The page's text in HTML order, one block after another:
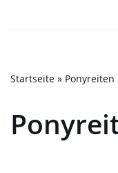
Website
Barrierefreiheitssystem.
Startseite » Ponyreiten